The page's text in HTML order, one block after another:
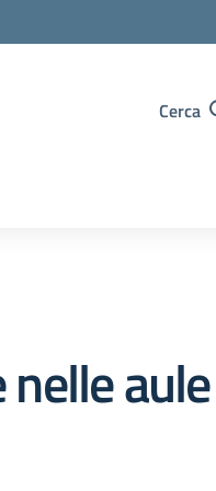
Cerca
aule